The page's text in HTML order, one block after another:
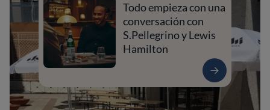
Todo empieza con una
conversación con
S.Pellegrino y Lewis
Hamilton